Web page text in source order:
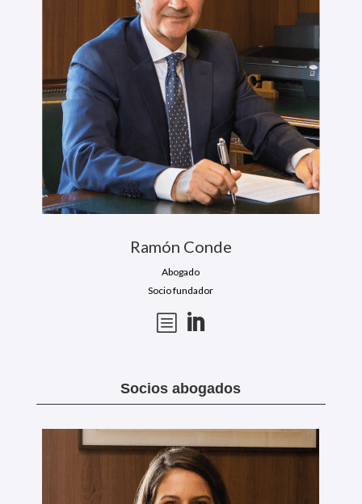
Ramón Conde
Abogado
Socio fundador
b 
Socios abogados